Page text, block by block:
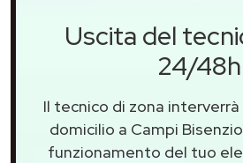
Uscita del
24/48h
Il tecnico di zona
domicilio a Campi
funzionamento del tuo